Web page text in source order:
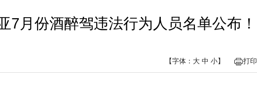
7月份酒醉驾违法行为人员名单公布！
【字体： 大 中 小】 打印